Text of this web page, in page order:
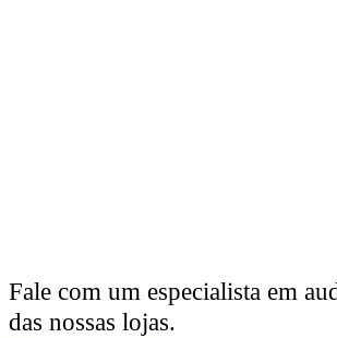
Fale com um especialista em
das nossas lojas.